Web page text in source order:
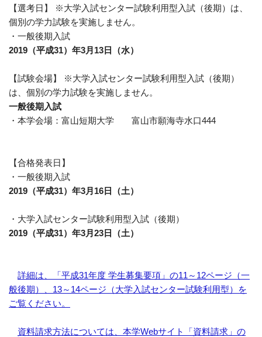
【選考日】 ※大学入試センター試験利用型入試（後期）は、
個別の学力試験を実施しません。
・一般後期入試
2019（平成31）年3月13日（水）
【試験会場】 ※大学入試センター試験利用型入試（後期）
は、個別の学力試験を実施しません。
一般後期入試
・本学会場：富山短期大学 富山市願海寺水口444
【合格発表日】
・一般後期入試
2019（平成31）年3月16日（土）
・大学入試センター試験利用型入試（後期）
2019（平成31）年3月23日（土）
詳細は、「平成31年度 学生募集要項」の11～12ページ（一
般後期）、13～14ページ（大学入試センター試験利用型）を
ご覧ください。
資料請求方法については、本学Webサイト「資料請求」の